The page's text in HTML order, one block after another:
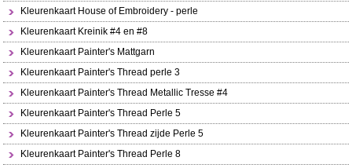
Kleurenkaart House of Embroidery - perle
Kleurenkaart Kreinik #4 en #8
Kleurenkaart Painter's Mattgarn
Kleurenkaart Painter's Thread perle 3
Kleurenkaart Painter's Thread Metallic Tresse #4
Kleurenkaart Painter's Thread Perle 5
Kleurenkaart Painter's Thread zijde Perle 5
Kleurenkaart Painter's Thread Perle 8